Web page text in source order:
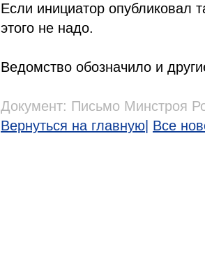
Если инициатор опубликовал
этого не надо.
Ведомство обозначило и
Документ: Письмо Минстроя
Вернуться на главную Все